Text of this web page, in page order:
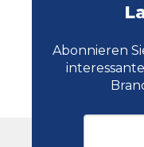
Abonnieren